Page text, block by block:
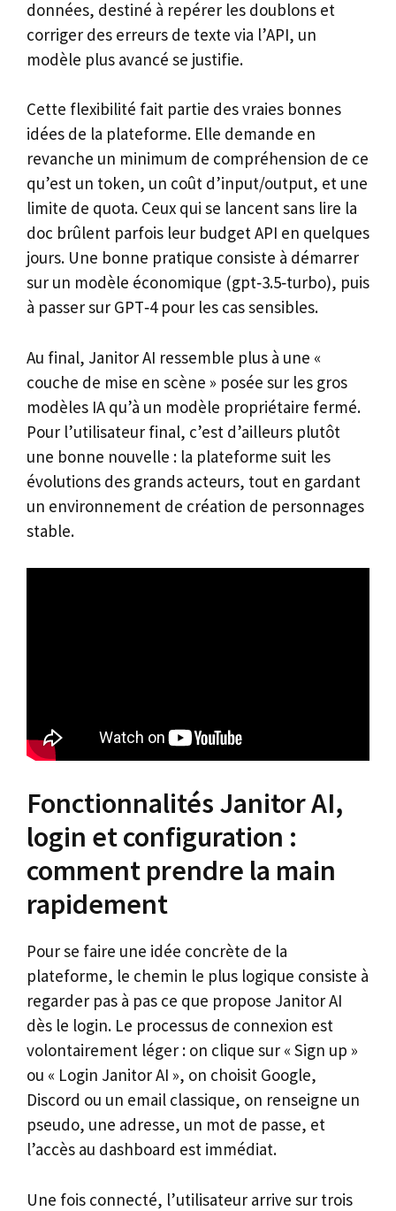
données, destiné à repérer les doublons et
corriger des erreurs de texte via l’API, un
modèle plus avancé se justifie.
Cette flexibilité fait partie des vraies bonnes
idées de la plateforme. Elle demande en
revanche un minimum de compréhension de ce
qu’est un token, un coût d’input/output, et une
limite de quota. Ceux qui se lancent sans lire la
doc brûlent parfois leur budget API en quelques
jours. Une bonne pratique consiste à démarrer
sur un modèle économique (gpt‑3.5‑turbo), puis
à passer sur GPT‑4 pour les cas sensibles.
Au final, Janitor AI ressemble plus à une «
couche de mise en scène » posée sur les gros
modèles IA qu’à un modèle propriétaire fermé.
Pour l’utilisateur final, c’est d’ailleurs plutôt
une bonne nouvelle : la plateforme suit les
évolutions des grands acteurs, tout en gardant
un environnement de création de personnages
stable.
Fonctionnalités Janitor AI,
login et configuration :
comment prendre la main
rapidement
Pour se faire une idée concrète de la
plateforme, le chemin le plus logique consiste à
regarder pas à pas ce que propose Janitor AI
dès le login. Le processus de connexion est
volontairement léger : on clique sur « Sign up »
ou « Login Janitor AI », on choisit Google,
Discord ou un email classique, on renseigne un
pseudo, une adresse, un mot de passe, et
l’accès au dashboard est immédiat.
Une fois connecté, l’utilisateur arrive sur trois